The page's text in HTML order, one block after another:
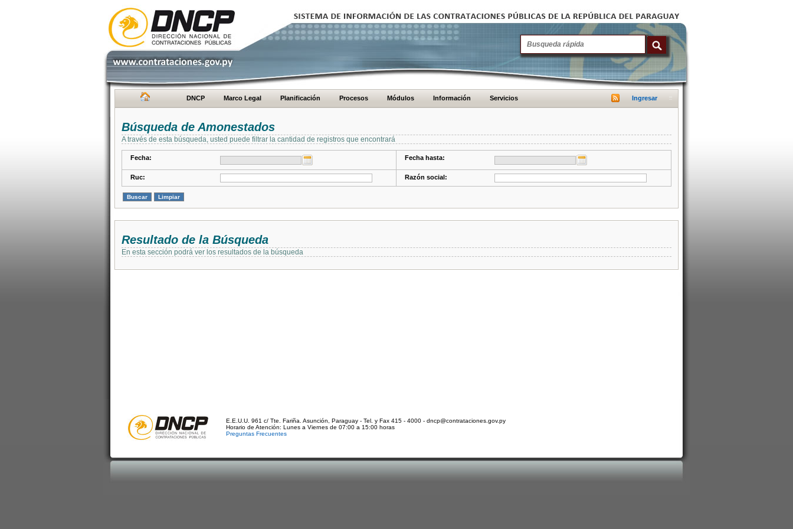
DNCP Marco Legal Planificación Procesos Módulos Información Servicios Ingresar
Búsqueda de Amonestados
A través de esta búsqueda, usted puede filtrar la cantidad de registros que encontrará
Fecha: Fecha hasta:
Ruc: Razón social:
Resultado de la Búsqueda
En esta sección podrá ver los resultados de la búsqueda
E.E.U.U. 961 c/ Tte. Fariña. Asunción, Paraguay - Tel. y Fax 415 - 4000 - dncp@contrataciones.gov.py
Horario de Atención: Lunes a Viernes de 07:00 a 15:00 horas
Preguntas Frecuentes